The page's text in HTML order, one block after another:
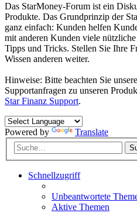
Das StarMoney-Forum ist ein
Produkte. Das Grundprinzip der
ganz einfach: Kunden helfen
mit anderen Kunden viele
Tipps und Tricks. Stellen Sie Ihre
Wissen anderen weiter.
Hinweise: Bitte beachten Sie unsere
Supportanfragen zu unseren
Star Finanz Support.
Powered by Translate
Schnellzugriff
Unbeantwortete
Aktive Themen